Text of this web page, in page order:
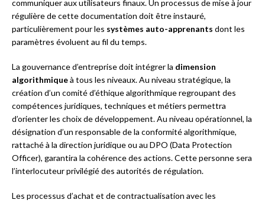
communiquer aux utilisateurs finaux. Un processus de mise à jour
régulière de cette documentation doit être instauré,
particulièrement pour les systèmes auto-apprenants dont les
paramètres évoluent au fil du temps.
La gouvernance d’entreprise doit intégrer la dimension
algorithmiqueà tous les niveaux. Au niveau stratégique, la
création d’un comité d’éthique algorithmique regroupant des
compétences juridiques, techniques et métiers permettra
d’orienter les choix de développement. Au niveau opérationnel, la
désignation d’un responsable de la conformité algorithmique,
rattaché à la direction juridique ou au DPO (Data Protection
Officer), garantira la cohérence des actions. Cette personne sera
l’interlocuteur privilégié des autorités de régulation.
Les processus d’achat et de contractualisation avec les